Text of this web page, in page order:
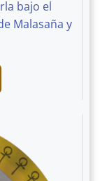
bajo el
Malasaña y